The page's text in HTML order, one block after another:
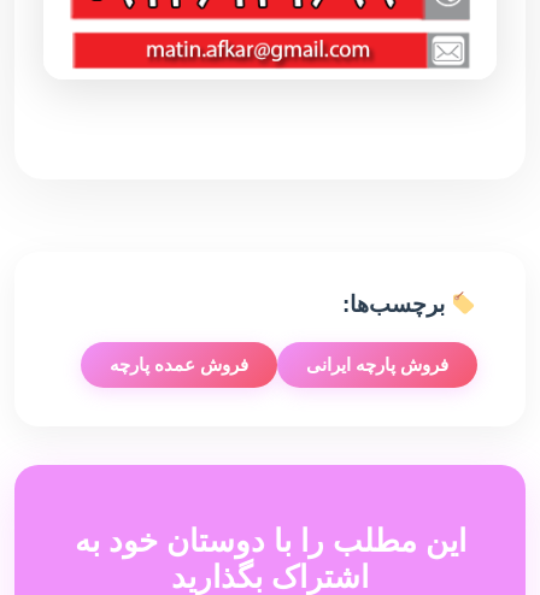
برچسب‌ها:
فروش پارچه ایرانی فروش عمده پارچه
این مطلب را با دوستان خود به
اشتراک بگذارید